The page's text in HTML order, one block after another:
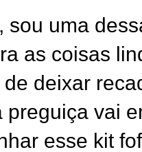
sou uma
as coisas
deixar
preguiça vai
esse kit